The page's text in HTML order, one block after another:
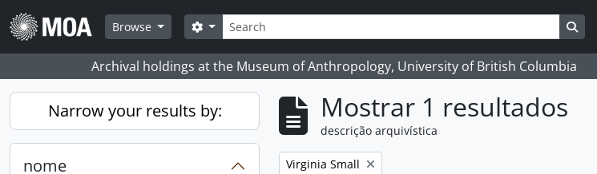
Skip to main content
Browse
Pesquisar
Search options
Archival holdings at the Museum of Anthropology, University of British Columbia
Narrow your results by:
nome
Mostrar 1 resultados
descrição arquivística
Remove filter:
Virginia Small